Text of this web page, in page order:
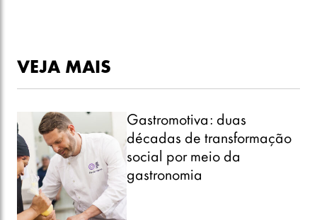
VEJA MAIS
Gastromotiva: duas
décadas de transformação
social por meio da
gastronomia